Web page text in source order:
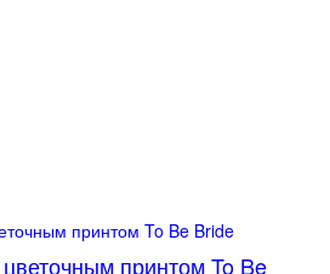
принтом To Be